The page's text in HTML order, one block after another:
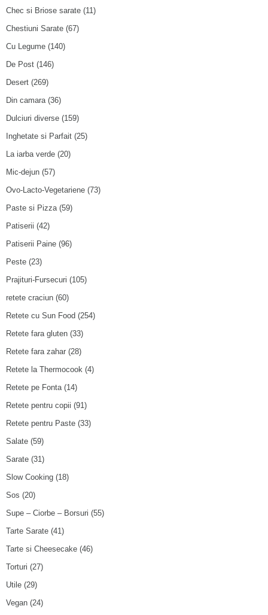
Chec si Briose sarate (11)
Chestiuni Sarate (67)
Cu Legume (140)
De Post (146)
Desert (269)
Din camara (36)
Dulciuri diverse (159)
Inghetate si Parfait (25)
La iarba verde (20)
Mic-dejun (57)
Ovo-Lacto-Vegetariene (73)
Paste si Pizza (59)
Patiserii (42)
Patiserii Paine (96)
Peste (23)
Prajituri-Fursecuri (105)
retete craciun (60)
Retete cu Sun Food (254)
Retete fara gluten (33)
Retete fara zahar (28)
Retete la Thermocook (4)
Retete pe Fonta (14)
Retete pentru copii (91)
Retete pentru Paste (33)
Salate (59)
Sarate (31)
Slow Cooking (18)
Sos (20)
Supe – Ciorbe – Borsuri (55)
Tarte Sarate (41)
Tarte si Cheesecake (46)
Torturi (27)
Utile (29)
Vegan (24)